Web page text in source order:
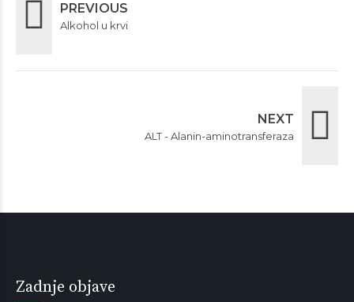
PREVIOUS
Alkohol u krvi
NEXT
ALT - Alanin-aminotransferaza
Zadnje objave